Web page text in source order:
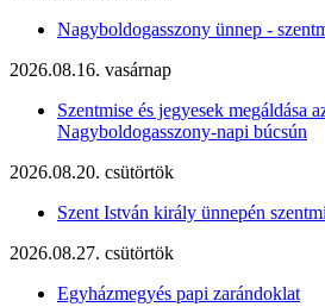
Nagyboldogasszony ünnep -
2026.08.16. vasárnap
Szentmise és jegyesek megáldása
Nagyboldogasszony-napi búcsún
2026.08.20. csütörtök
Szent István király ünnepén
2026.08.27. csütörtök
Egyházmegyés papi zarándoklat